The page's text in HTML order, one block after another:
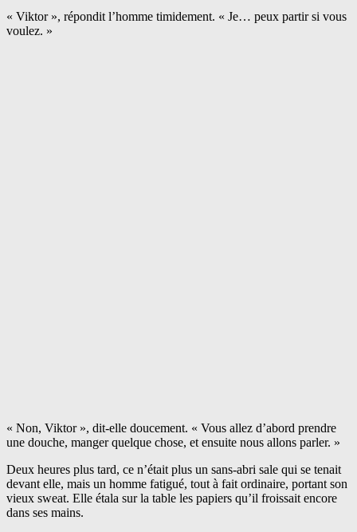
« Viktor », répondit l’homme timidement. « Je… peux partir si vous
voulez. »
« Non, Viktor », dit-elle doucement. « Vous allez d’abord prendre
une douche, manger quelque chose, et ensuite nous allons parler. »
Deux heures plus tard, ce n’était plus un sans-abri sale qui se tenait
devant elle, mais un homme fatigué, tout à fait ordinaire, portant son
vieux sweat. Elle étala sur la table les papiers qu’il froissait encore
dans ses mains.